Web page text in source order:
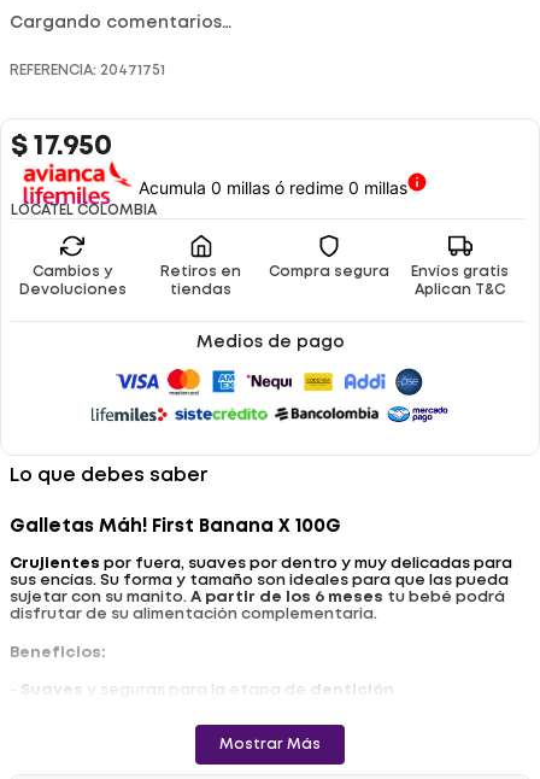
Cargando comentarios…
REFERENCIA: 20471751
$ 17.950
Acumula 0 millas ó redime 0 millas
LOCATEL COLOMBIA
Cambios y
Devoluciones
Retiros en
tiendas
Compra segura
Envíos gratis
Aplican T&C
Medios de pago
Lo que debes saber
Galletas Máh! First Banana X 100G
Crujientes por fuera, suaves por dentro y muy delicadas para
sus encías. Su forma y tamaño son ideales para que las pueda
sujetar con su manito. A partir de los 6 meses tu bebé podrá
disfrutar de su alimentación complementaria.
Beneficios:
Suaves y seguras para la etapa de dentición
- Con vitaminas, hierro y calcio.
Mostrar Más